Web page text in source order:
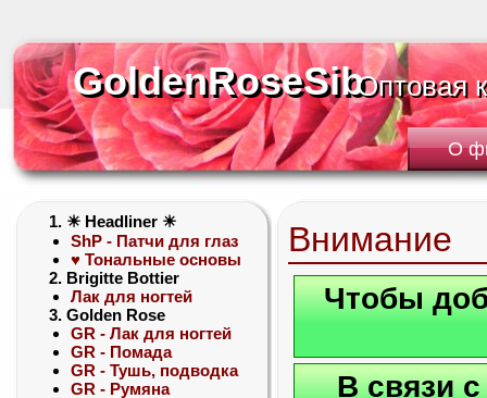
GoldenRoseSib
GoldenRoseSibОптовая
Оптовая
О
1. ☀ Headliner ☀
ShP - Патчи для глаз
♥ Тональные основы
2. Brigitte Bottier
Лак для ногтей
3. Golden Rose
GR - Лак для ногтей
GR - Помада
GR - Тушь, подводка
GR - Румяна
Внимание
Чтобы
В связи